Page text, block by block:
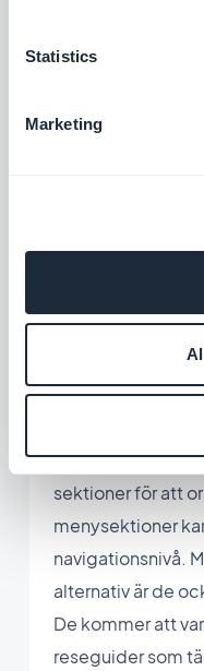
Statistics
Marketing
Sektionen Meny
Du kan också
sektioner för att
menysektioner
navigationsnivå.
alternativ är de
De kommer att
reseguider som